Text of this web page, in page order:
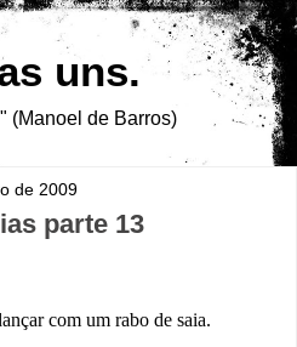
uns.
(Manoel de Barros)
de 2009
parte 13
com um rabo de saia.